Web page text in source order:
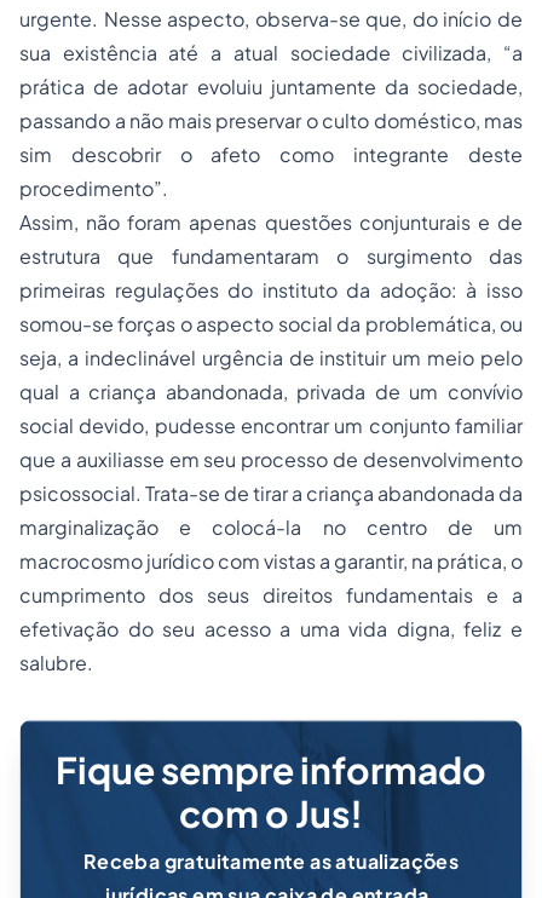
urgente. Nesse aspecto, observa-se que, do início de
sua existência até a atual sociedade civilizada, “a
prática de adotar evoluiu juntamente da sociedade,
passando a não mais preservar o culto doméstico, mas
sim descobrir o afeto como integrante deste
procedimento”.
Assim, não foram apenas questões conjunturais e de
estrutura que fundamentaram o surgimento das
primeiras regulações do instituto da adoção: à isso
somou-se forças o aspecto social da problemática, ou
seja, a indeclinável urgência de instituir um meio pelo
qual a criança abandonada, privada de um convívio
social devido, pudesse encontrar um conjunto familiar
que a auxiliasse em seu processo de desenvolvimento
psicossocial. Trata-se de tirar a criança abandonada da
marginalização e colocá-la no centro de um
macrocosmo jurídico com vistas a garantir, na prática, o
cumprimento dos seus direitos fundamentais e a
efetivação do seu acesso a uma vida digna, feliz e
salubre.
Fique sempre informado
com o Jus!
Receba gratuitamente as atualizações